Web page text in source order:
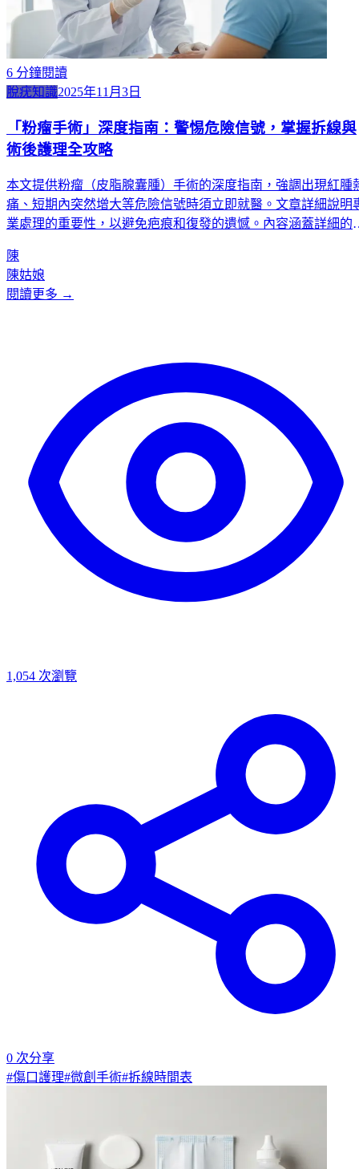
6 分鐘閱讀
脫疣知識2025年11月3日
「粉瘤手術」深度指南：警惕危險信號，掌握拆線與
術後護理全攻略
本文提供粉瘤（皮脂腺囊腫）手術的深度指南，強調出現紅腫
痛、短期內突然增大等危險信號時須立即就醫。文章詳細說明
業處理的重要性，以避免疤痕和復發的遺憾。內容涵蓋詳細的
至四肢10-14天）的拆線時間表。同時介紹 K-Centric 在合規格
菌手術室內，由專業團隊提供安全、徹底的微創手術治療。
陳
陳姑娘
閱讀更多 →
1,054 次瀏覽
0 次分享
#傷口護理#微創手術#拆線時間表